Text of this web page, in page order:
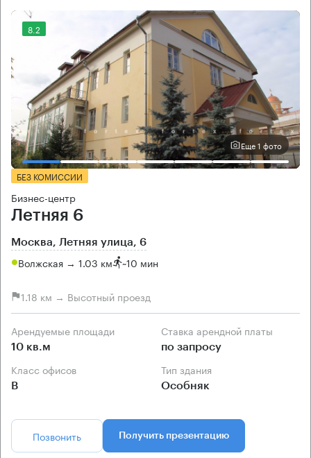
8.2
Еще 1 фото
БЕЗ КОМИССИИ
Бизнес-центр
Летняя 6
Москва, Летняя улица, 6
Волжская → 1.03 км ~10 мин
1.18 км → Высотный проезд
Арендуемые площади
10 кв.м
Ставка арендной платы
по запросу
Класс офисов
B
Тип здания
Особняк
Позвонить Получить презентацию